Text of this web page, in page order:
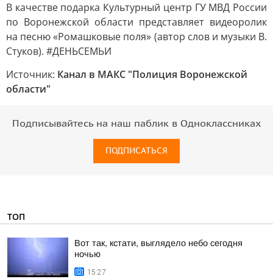
В качестве подарка Культурный центр ГУ МВД России
по Воронежской области представляет видеоролик
на песню «Ромашковые поля» (автор слов и музыки В.
Стуков). #ДЕНЬСЕМЬИ
Источник: Канал в МАКС "Полиция Воронежской
области"
Подписывайтесь на наш паблик в Одноклассниках
ПОДПИСАТЬСЯ
ТОП
Вот так, кстати, выглядело небо сегодня
ночью
15:27